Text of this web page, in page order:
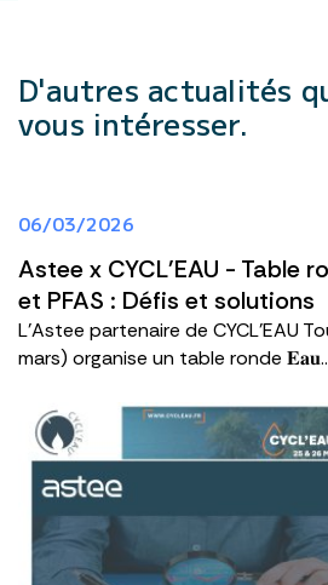
D'autres actualités
vous intéresser.
06/03/2026
Astee x CYCL'EAU - Table
et PFAS : Défis et solutions
L'Astee partenaire de CYCL'EAU
mars) organise un table ronde